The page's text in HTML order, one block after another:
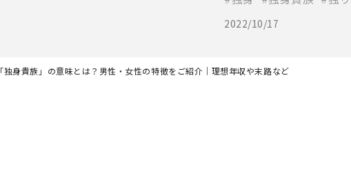
2022/10/17
「独身貴族」の意味とは？男性・女性の特徴をご紹介｜理想年収や末路など